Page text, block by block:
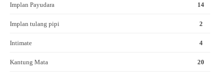
Implan Payudara 14
Implan tulang pipi 2
Intimate 4
Kantung Mata 20